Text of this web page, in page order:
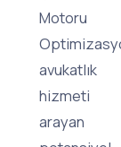
Motoru
avukatlık
hizmeti
arayan